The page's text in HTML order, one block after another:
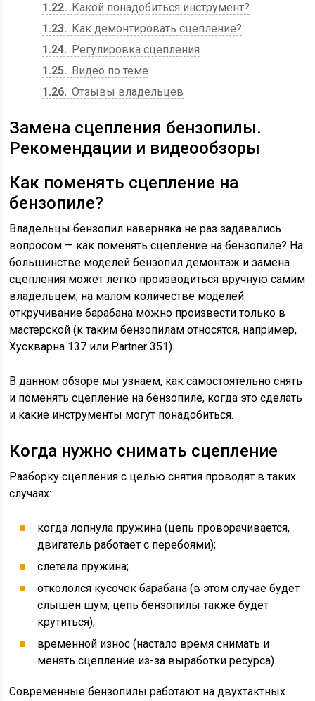
1.22
Какой понадобиться инструмент?
1.23
Как демонтировать сцепление?
1.24
Регулировка сцепления
1.25
Видео по теме
1.26 Отзывы владельцев
Замена сцепления бензопилы.
Рекомендации и видеообзоры
Как поменять сцепление на
бензопиле?
Владельцы бензопил наверняка не раз задавались
вопросом — как поменять сцепление на бензопиле? На
большинстве моделей бензопил демонтаж и замена
сцепления может легко производиться вручную самим
владельцем, на малом количестве моделей
откручивание барабана можно произвести только в
мастерской (к таким бензопилам относятся, например,
Хускварна 137 или Partner 351).
В данном обзоре мы узнаем, как самостоятельно снять
и поменять сцепление на бензопиле, когда это сделать
и какие инструменты могут понадобиться.
Когда нужно снимать сцепление
Разборку сцепления с целью снятия проводят в таких
случаях:
когда лопнула пружина (цепь проворачивается,
двигатель работает с перебоями);
слетела пружина;
откололся кусочек барабана (в этом случае будет
слышен шум, цепь бензопилы также будет
крутиться);
временной износ (настало время снимать и
менять сцепление из-за выработки ресурса).
Современные бензопилы работают на двухтактных